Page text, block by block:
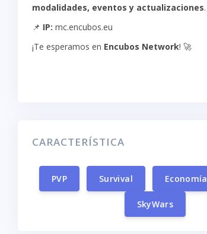
modalidades, eventos y actualizaciones.
📌 IP: mc.encubos.eu
¡Te esperamos en Encubos Network! 🚀
CARACTERÍSTICA
PVP Survival Economía
SkyWars